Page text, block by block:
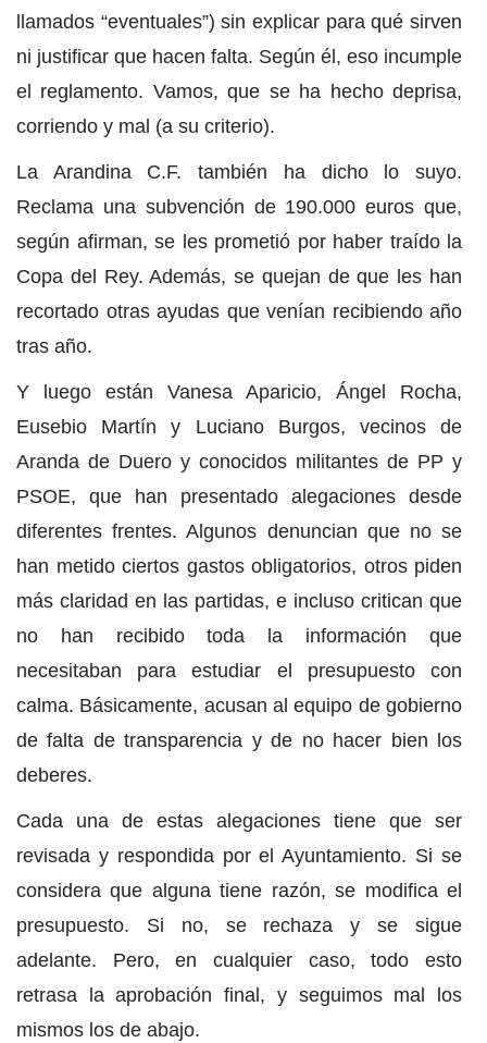
llamados “eventuales”) sin explicar para qué sirven
ni justificar que hacen falta. Según él, eso incumple
el reglamento. Vamos, que se ha hecho deprisa,
corriendo y mal (a su criterio).
La Arandina C.F. también ha dicho lo suyo.
Reclama una subvención de 190.000 euros que,
según afirman, se les prometió por haber traído la
Copa del Rey. Además, se quejan de que les han
recortado otras ayudas que venían recibiendo año
tras año.
Y luego están Vanesa Aparicio, Ángel Rocha,
Eusebio Martín y Luciano Burgos, vecinos de
Aranda de Duero y conocidos militantes de PP y
PSOE, que han presentado alegaciones desde
diferentes frentes. Algunos denuncian que no se
han metido ciertos gastos obligatorios, otros piden
más claridad en las partidas, e incluso critican que
no han recibido toda la información que
necesitaban para estudiar el presupuesto con
calma. Básicamente, acusan al equipo de gobierno
de falta de transparencia y de no hacer bien los
deberes.
Cada una de estas alegaciones tiene que ser
revisada y respondida por el Ayuntamiento. Si se
considera que alguna tiene razón, se modifica el
presupuesto. Si no, se rechaza y se sigue
adelante. Pero, en cualquier caso, todo esto
retrasa la aprobación final, y seguimos mal los
mismos los de abajo.